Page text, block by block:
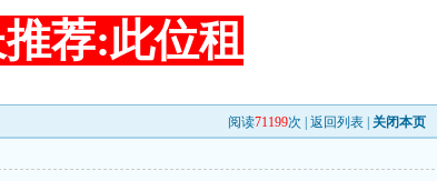
荐:此位租
阅读71199次 | 返回列表 关闭本页